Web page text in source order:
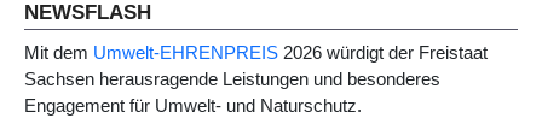
NEWSFLASH
Mit dem Umwelt-EHRENPREIS 2026 würdigt der Freistaat
Sachsen herausragende Leistungen und besonderes
Engagement für Umwelt- und Naturschutz.